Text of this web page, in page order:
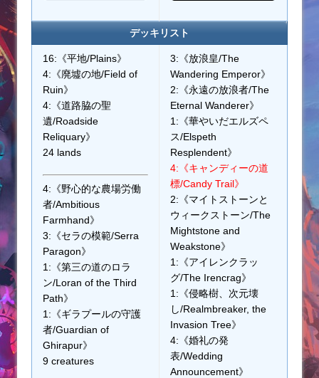
デッキリスト
16:《平地/Plains》
4:《廃墟の地/Field of
Ruin》
4:《道路脇の聖
遺/Roadside
Reliquary》
24 lands
4:《野心的な農場労働
者/Ambitious
Farmhand》
3:《セラの模範/Serra
Paragon》
1:《第三の道のロラ
ン/Loran of the Third
Path》
1:《ギラプールの守護
者/Guardian of
Ghirapur》
9 creatures
3:《放浪皇/The
Wandering Emperor》
2:《永遠の放浪者/The
Eternal Wanderer》
1:《華やいだエルズペ
ス/Elspeth
Resplendent》
4:《キャンディーの道
標/Candy Trail》
2:《マイトストーンと
ウィークストーン/The
Mightstone and
Weakstone》
1:《アイレンクラッ
グ/The Irencrag》
1:《侵略樹、次元壊
し/Realmbreaker, the
Invasion Tree》
4:《婚礼の発
表/Wedding
Announcement》